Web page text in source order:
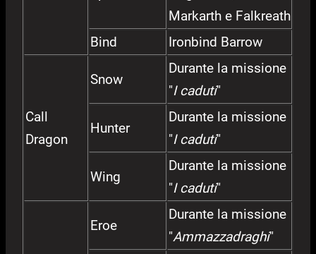
Markarth e Falkreath
Bind
Ironbind Barrow
Call
Dragon
Snow
Durante la missione
"I caduti"
Hunter
Durante la missione
"I caduti"
Wing
Durante la missione
"I caduti"
Eroe
Durante la missione
"Ammazzadraghi"